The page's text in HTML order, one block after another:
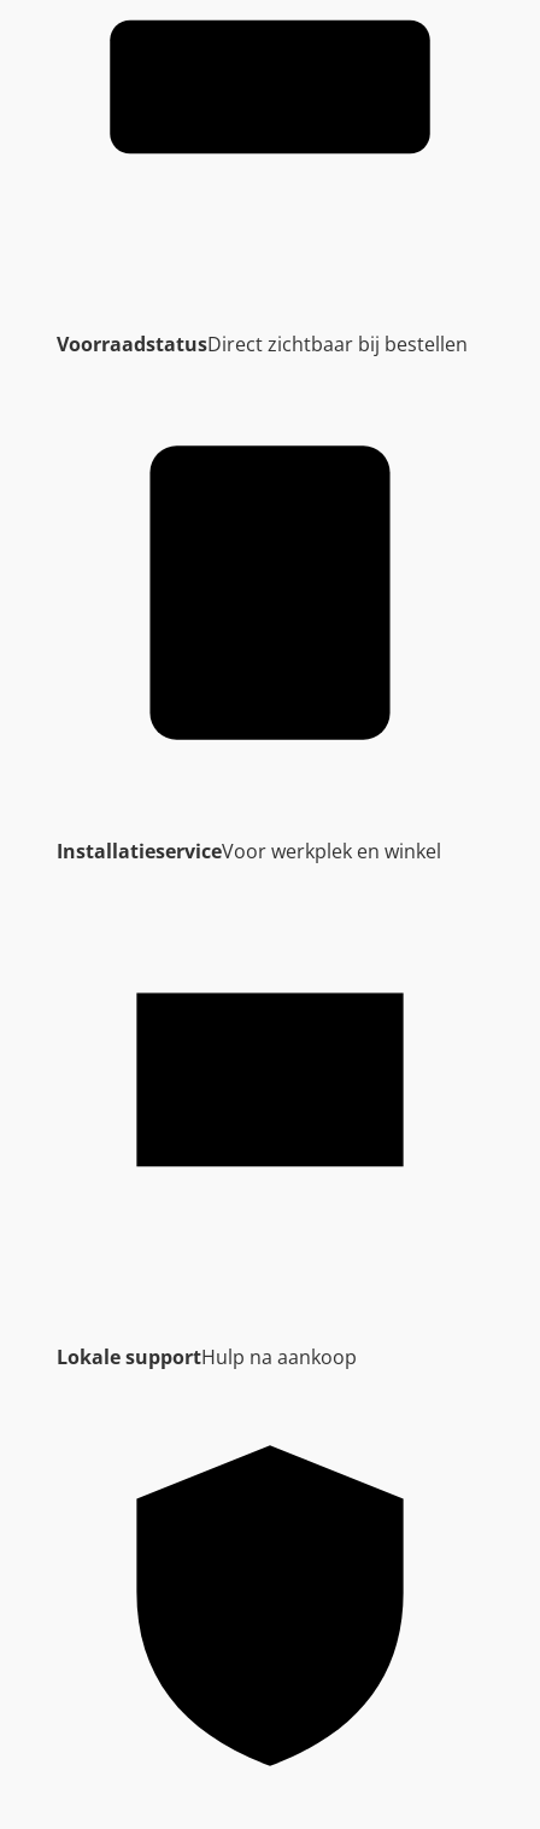
VoorraadstatusDirect zichtbaar bij bestellen
InstallatieserviceVoor werkplek en winkel
Lokale supportHulp na aankoop